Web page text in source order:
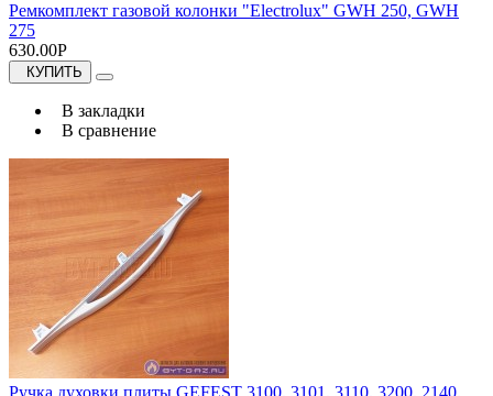
Ремкомплект газовой колонки "Electrolux" GWH 250, GWH
275
630.00Р
КУПИТЬ
В закладки
В сравнение